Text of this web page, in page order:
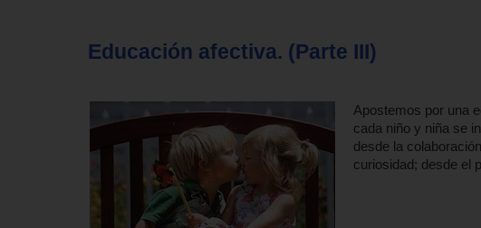
Educación afectiva. (Parte III)
Apostemos por una
cada niño y niña se
desde la
curiosidad; desde el